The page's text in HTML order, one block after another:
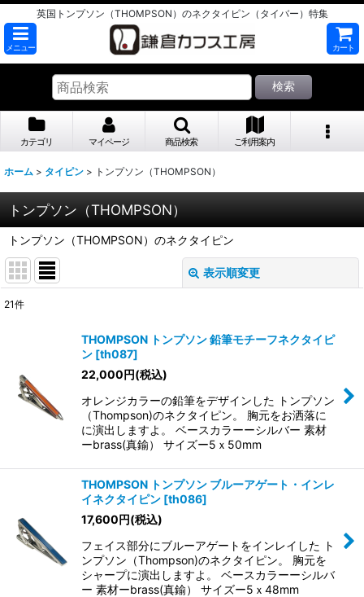
英国トンプソン（THOMPSON）のネクタイピン（タイバー）特集
メニュー カート
検索
カテゴリ マイページ 商品検索 ご利用案内
ホーム > タイピン > トンプソン（THOMPSON）
トンプソン（THOMPSON）
トンプソン（THOMPSON）のネクタイピン
表示順変更
絞り込む
21件
THOMPSON トンプソン 鉛筆モチーフネクタイピ
ン [th087]
22,000円(税込)
オレンジカラーの鉛筆をデザインした トンプソン
（Thompson)のネクタイピン。 胸元をお洒落に
に演出しますよ。 ベースカラーーシルバー 素材
ーbrass(真鍮） サイズー5ｘ50mm
THOMPSON トンプソン ブルーアゲート・インレ
イネクタイピン [th086]
17,600円(税込)
フェイス部分にブルーアゲートをインレイした ト
ンプソン（Thompson)のネクタイピン。 胸元を
シャープに演出しますよ。 ベースカラーーシルバ
ー 素材ーbrass(真鍮） サイズー5ｘ48mm